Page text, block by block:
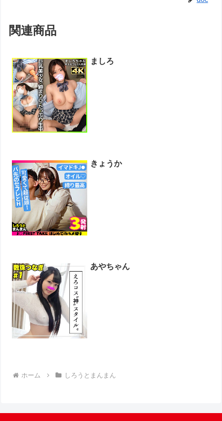
関連商品
ましろ
きょうか
あやちゃん
ホーム しろうとまんまん